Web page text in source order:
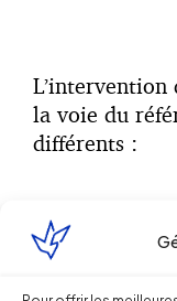
la voie du
différents :
Dans la